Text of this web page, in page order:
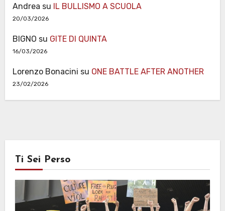
Andrea su IL BULLISMO A SCUOLA
20/03/2026
BIGNO su GITE DI QUINTA
16/03/2026
Lorenzo Bonacini su ONE BATTLE AFTER ANOTHER
23/02/2026
Ti Sei Perso